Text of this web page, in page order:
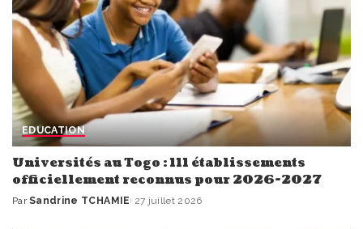
EDUCATION
Universités au Togo : 111 établissements
officiellement reconnus pour 2026-2027
Publié
Par Sandrine TCHAMIE 27 juillet 2026